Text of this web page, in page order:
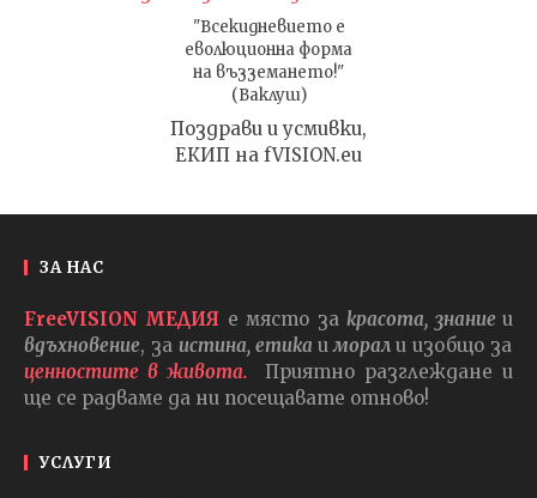
"Всекидневието е
еволюционна форма
на възземането!"
(Ваклуш)
Поздрави и усмивки,
ЕКИП на fVISION.eu
ЗА НАС
FreeVISION МЕДИЯ е място закрасота, знаниеи
вдъхновение, за истина, етика и морали изобщо за
ценностите в живота.
Приятно разглеждане и
ще се радваме да ни посещавате отново!
УСЛУГИ